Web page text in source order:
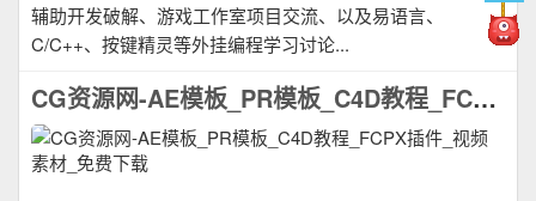
辅助开发破解、游戏工作室项目交流、以及易语言、
C/C++、按键精灵等外挂编程学习讨论...
CG资源网-AE模板_PR模板_C4D教程_FCPX插件_视频素材_免费下载